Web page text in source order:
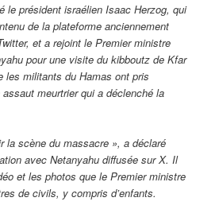
le président israélien Isaac Herzog, qui
de la plateforme anciennement
et a rejoint le Premier ministre
pour une visite du kibboutz de Kfar
les militants du Hamas ont pris
meurtrier qui a déclenché la
la scène du massacre », a déclaré
avec Netanyahu diffusée sur X. Il
et les photos que le Premier ministre
de civils, y compris d’enfants.